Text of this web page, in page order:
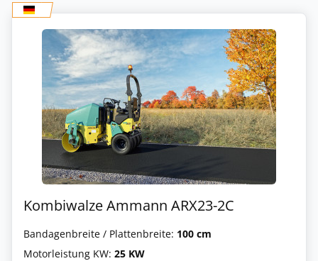
Kombiwalze Ammann ARX23-2C
Bandagenbreite / Plattenbreite: 100 cm
Motorleistung KW: 25 KW